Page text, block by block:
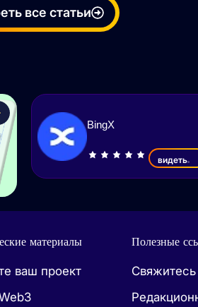
все статьи
BingX
видеть
материалы
ваш проект
Полезные